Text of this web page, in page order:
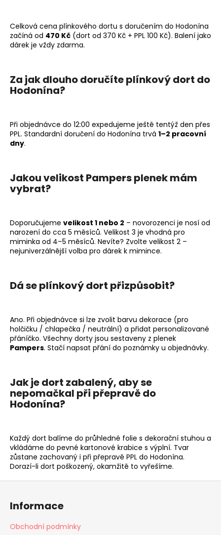
Celková cena plínkového dortu s doručením do Hodonína
začíná od 470 Kč (dort od 370 Kč + PPL 100 Kč). Balení jako
dárek je vždy zdarma.
Za jak dlouho doručíte plínkový dort do
Hodonína?
Při objednávce do 12:00 expedujeme ještě tentýž den přes
PPL. Standardní doručení do Hodonína trvá 1–2 pracovní
dny.
Jakou velikost Pampers plenek mám
vybrat?
Doporučujeme velikost 1 nebo 2 – novorozenci je nosí od
narození do cca 5 měsíců. Velikost 3 je vhodná pro
miminka od 4–5 měsíců. Nevíte? Zvolte velikost 2 –
nejuniverzálnější volba pro dárek k mimince.
Dá se plínkový dort přizpůsobit?
Ano. Při objednávce si lze zvolit barvu dekorace (pro
holčičku / chlapečka / neutrální) a přidat personalizované
přáníčko. Všechny dorty jsou sestaveny z plenek
Pampers. Stačí napsat přání do poznámky u objednávky.
Jak je dort zabalený, aby se
nepomačkal při přepravě do
Hodonína?
Každý dort balíme do průhledné folie s dekorační stuhou a
vkládáme do pevné kartonové krabice s výplní. Tvar
zůstane zachovaný i při přepravě PPL do Hodonína.
Dorazí-li dort poškozený, okamžitě to vyřešíme.
Informace
Obchodní podmínky